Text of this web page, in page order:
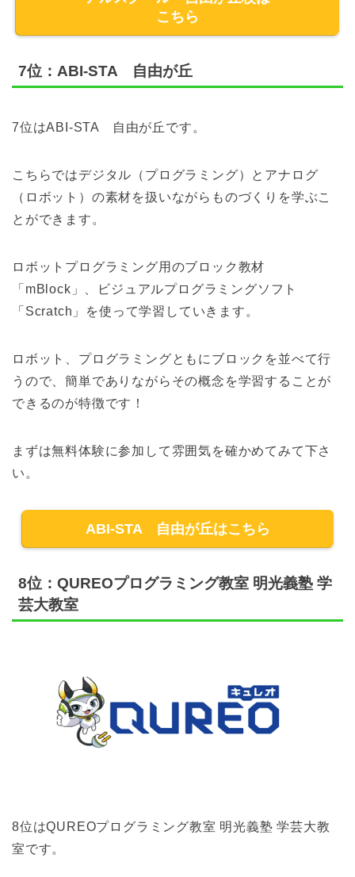
こちら
7位：ABI-STA 自由が丘
7位はABI-STA 自由が丘です。
こちらではデジタル（プログラミング）とアナログ
（ロボット）の素材を扱いながらものづくりを学ぶこ
とができます。
ロボットプログラミング用のブロック教材
「mBlock」、ビジュアルプログラミングソフト
「Scratch」を使って学習していきます。
ロボット、プログラミングともにブロックを並べて行
うので、簡単でありながらその概念を学習することが
できるのが特徴です！
まずは無料体験に参加して雰囲気を確かめてみて下さ
い。
ABI-STA 自由が丘はこちら
8位：QUREOプログラミング教室 明光義塾 学
芸大教室
8位はQUREOプログラミング教室 明光義塾 学芸大教
室です。